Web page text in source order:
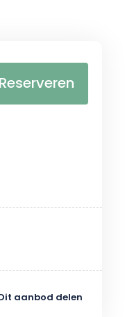
Reserveren
aanbod delen